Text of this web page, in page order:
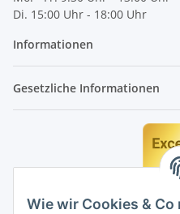
Wie wir Cookies & Co
Di. 15:00 Uhr - 18:00 Uhr
Informationen
Gesetzliche Informationen